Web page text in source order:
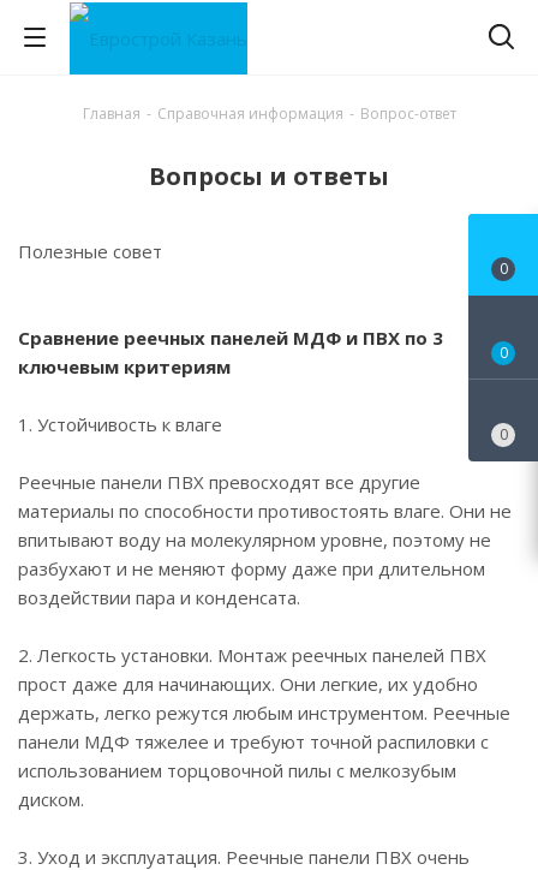
Главная - Справочная информация - Вопрос-ответ
Вопросы и ответы
Полезные совет
Сравнение реечных панелей МДФ и ПВХ по 3
ключевым критериям
1. Устойчивость к влаге
Реечные панели ПВХ превосходят все другие
материалы по способности противостоять влаге. Они не
впитывают воду на молекулярном уровне, поэтому не
разбухают и не меняют форму даже при длительном
воздействии пара и конденсата.
2. Легкость установки. Монтаж реечных панелей ПВХ
прост даже для начинающих. Они легкие, их удобно
держать, легко режутся любым инструментом. Реечные
панели МДФ тяжелее и требуют точной распиловки с
использованием торцовочной пилы с мелкозубым
диском.
3. Уход и эксплуатация. Реечные панели ПВХ очень
0
0
0